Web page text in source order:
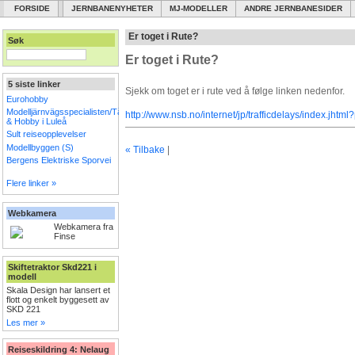
FORSIDE JERNBANENYHETER MJ-MODELLER ANDRE JERNBANESIDER
Søk
5 siste linker
Eurohobby
Modelljärnvägsspecialisten/Tåg
& Hobby i Luleå
Sult reiseopplevelser
Modellbyggen (S)
Bergens Elektriske Sporvei
Flere linker »
Webkamera
Webkamera fra
Finse
Skiftetraktor Skd221 i
modell
Skala Design har lansert et
flott og enkelt byggesett av
SKD 221
Les mer »
Reiseskildring 4: Nelaug
Er toget i Rute?
Er toget i Rute?
Sjekk om toget er i rute ved å følge linken nedenfor.
http://www.nsb.no/internet/jp/trafficdelays/
« Tilbake